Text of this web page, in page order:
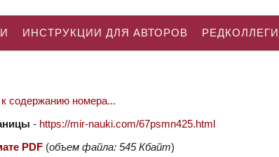
ИНСТРУКЦИИ ДЛЯ АВТОРОВ
к содержанию номера...
- https://mir-nauki.com/67psmn425.html
PDF (объем файла: 545 Кбайт)